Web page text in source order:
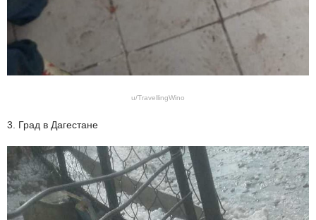
u/TravellingWino
3. Град в Дагестане